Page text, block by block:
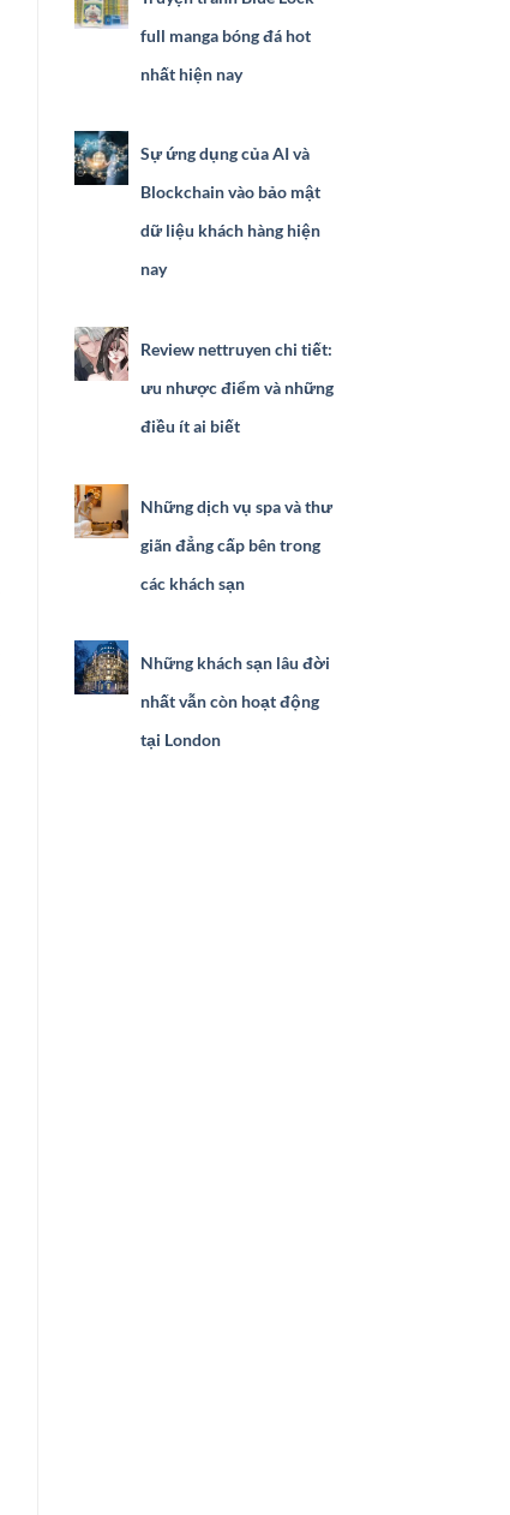
full manga bóng đá hot
nhất hiện nay
Sự ứng dụng của AI và
Blockchain vào bảo mật
dữ liệu khách hàng hiện
nay
Review nettruyen chi tiết:
ưu nhược điểm và những
điều ít ai biết
Những dịch vụ spa và thư
giãn đẳng cấp bên trong
các khách sạn
Những khách sạn lâu đời
nhất vẫn còn hoạt động
tại London